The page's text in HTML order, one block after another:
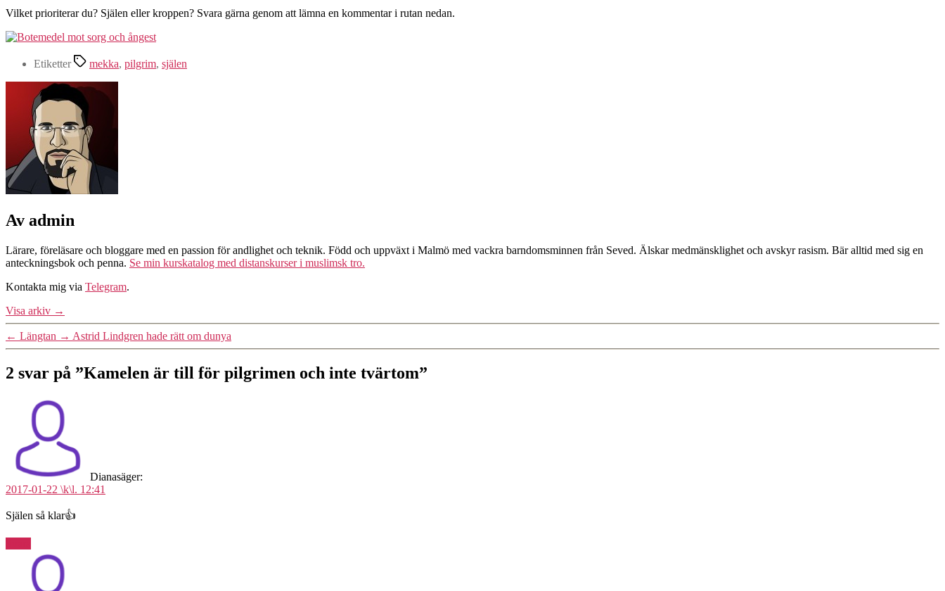
Vilket prioriterar du? Själen eller kroppen? Svara gärna genom att lämna en kommentar i rutan nedan.
Etiketter mekka, pilgrim, själen
Av admin
Lärare, föreläsare och bloggare med en passion för andlighet och teknik. Född och uppväxt i Malmö med vackra barndomsminnen från Seved. Älskar medmänsklighet och avskyr rasism. Bär alltid med sig en
anteckningsbok och penna. Se min kurskatalog med distanskurser i muslimsk tro.
Kontakta mig via Telegram.
Visa arkiv →
← Längtan → Astrid Lindgren hade rätt om dunya
2 svar på ”Kamelen är till för pilgrimen och inte tvärtom”
Dianasäger:
2017-01-22 \k\l. 12:41
Själen så klar👍